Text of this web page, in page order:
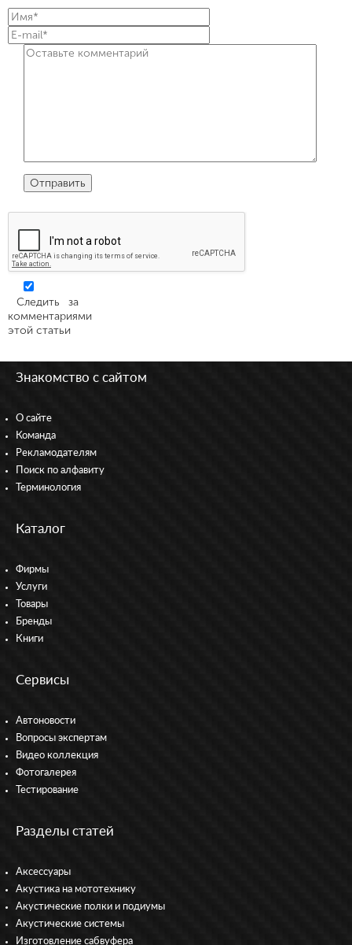
Следить за
комментариями
этой статьи
Знакомство с сайтом
О сайте
Команда
Рекламодателям
Поиск по алфавиту
Терминология
Каталог
Фирмы
Услуги
Товары
Бренды
Книги
Сервисы
Автоновости
Вопросы экспертам
Видео коллекция
Фотогалерея
Тестирование
Разделы статей
Аксессуары
Акустика на мототехнику
Акустические полки и подиумы
Акустические системы
Изготовление сабвуфера